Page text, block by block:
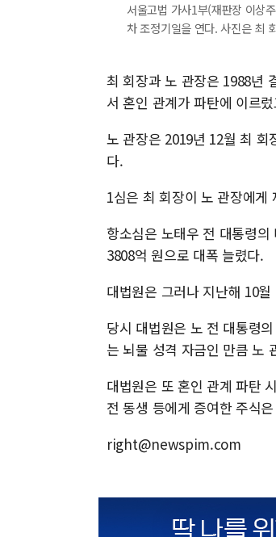
서울고법 가사1부(재판장 이상
차 조정기일을 연다. 사진은 최
최 회장과 노 관장은 1988년
서 혼인 관계가 파탄에 이르
노 관장은 2019년 12월 최
다.
1심은 최 회장이 노 관장에게
항소심은 노태우 전 대통령
3808억 원으로 대폭 늘렸다.
대법원은 그러나 지난해 10
당시 대법원은 노 전 대통령
는 뇌물 성격 자금인 만큼 노
대법원은 또 혼인 관계 파탄
전 동생 등에게 증여한 주식
right@newspim.com